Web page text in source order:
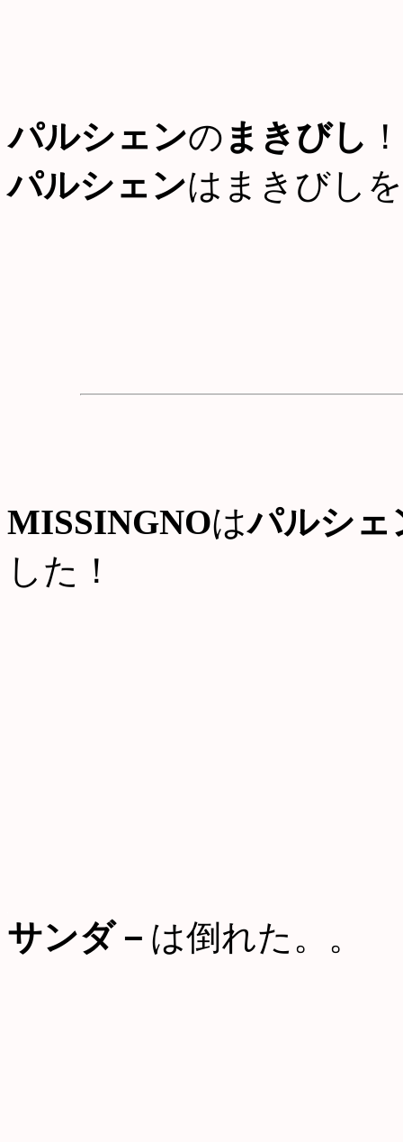
パルシェンの まきびし ！
パルシェンはまきびし
MISSINGNOはパルシェ
した！
サンダ－ は倒れた。。